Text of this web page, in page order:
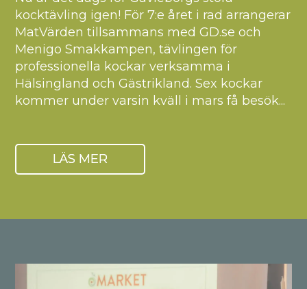
kocktävling igen! För 7:e året i rad arrangerar
MatVärden tillsammans med GD.se och
Menigo Smakkampen, tävlingen för
professionella kockar verksamma i
Hälsingland och Gästrikland. Sex kockar
kommer under varsin kväll i mars få besök...
LÄS MER